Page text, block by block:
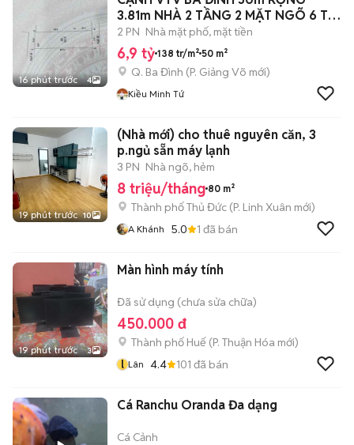
16 phút trước 4
3.81m NHÀ 2 TẦNG 2 MẶT NGÕ 6 Ty
9
2 PN Nhà mặt phố, mặt tiền
6,9 tỷ 138 tr/m² 50 m²
Q. Ba Đình (P. Giảng Võ mới)
Kiều Minh Tứ
19 phút trước 10
(Nhà mới) cho thuê nguyên căn, 3
p.ngủ sẵn máy lạnh
3 PN Nhà ngõ, hẻm
8 triệu/tháng 80 m²
Thành phố Thủ Đức (P. Linh Xuân mới)
A Khánh 5.0 1 đã bán
19 phút trước 3
Màn hình máy tính
Đã sử dụng (chưa sửa chữa)
450.000 đ
Thành phố Huế (P. Thuận Hóa mới)
l Lân 4.4 101 đã bán
Cá Ranchu Oranda Đa dạng
Cá Cảnh